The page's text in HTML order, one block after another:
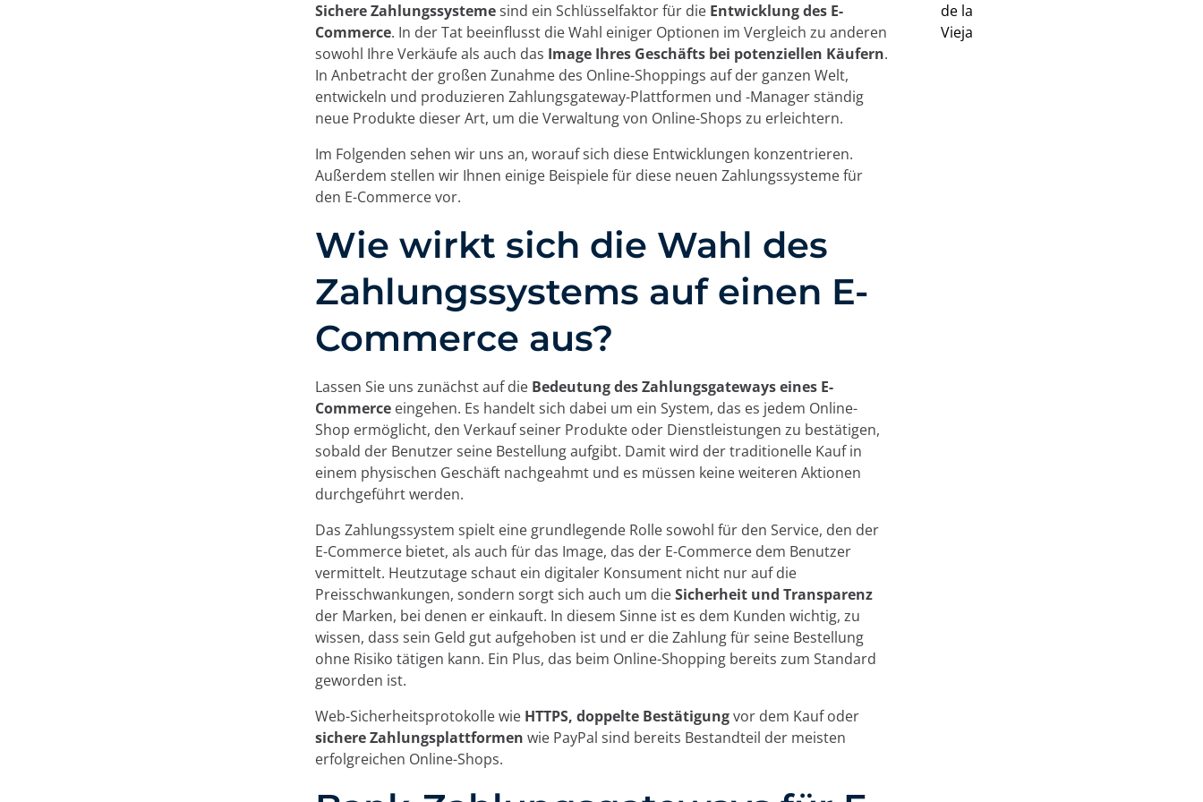
Sichere Zahlungssystemesind ein Schlüsselfaktor für die Entwicklung des E-
Commerce. In der Tat beeinflusst die Wahl einiger Optionen im Vergleich zu anderen
sowohl Ihre Verkäufe als auch das Image Ihres Geschäfts bei potenziellen Käufern.
In Anbetracht der großen Zunahme des Online-Shoppings auf der ganzen Welt,
entwickeln und produzieren Zahlungsgateway-Plattformen und -Manager ständig
neue Produkte dieser Art, um die Verwaltung von Online-Shops zu erleichtern.
Im Folgenden sehen wir uns an, worauf sich diese Entwicklungen konzentrieren.
Außerdem stellen wir Ihnen einige Beispiele für diese neuen Zahlungssysteme für
den E-Commerce vor.
Wie wirkt sich die Wahl des
Zahlungssystems auf einen E-
Commerce aus?
Lassen Sie uns zunächst auf die Bedeutung des Zahlungsgateways eines E-
Commerce eingehen. Es handelt sich dabei um ein System, das es jedem Online-
Shop ermöglicht, den Verkauf seiner Produkte oder Dienstleistungen zu bestätigen,
sobald der Benutzer seine Bestellung aufgibt. Damit wird der traditionelle Kauf in
einem physischen Geschäft nachgeahmt und es müssen keine weiteren Aktionen
durchgeführt werden.
Das Zahlungssystem spielt eine grundlegende Rolle sowohl für den Service, den der
E-Commerce bietet, als auch für das Image, das der E-Commerce dem Benutzer
vermittelt. Heutzutage schaut ein digitaler Konsument nicht nur auf die
Preisschwankungen, sondern sorgt sich auch um dieSicherheit und Transparenz
der Marken, bei denen er einkauft. In diesem Sinne ist es dem Kunden wichtig, zu
wissen, dass sein Geld gut aufgehoben ist und er die Zahlung für seine Bestellung
ohne Risiko tätigen kann. Ein Plus, das beim Online-Shopping bereits zum Standard
geworden ist.
Web-Sicherheitsprotokolle wie HTTPS, doppelte Bestätigungvor dem Kauf oder
sichere Zahlungsplattformen wie PayPal sind bereits Bestandteil der meisten
erfolgreichen Online-Shops.